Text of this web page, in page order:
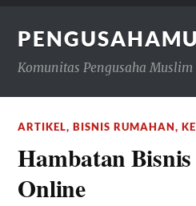
Komunitas Pengusaha
ARTIKEL,BISNIS RUMAHAN,
Hambatan
Online